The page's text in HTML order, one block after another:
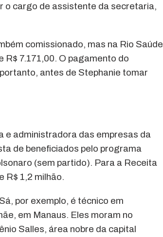
o cargo de assistente da secretaria,
comissionado, mas na Rio Saúde
R$ 7.171,00. O pagamento do
antes de Stephanie tomar
e administradora das empresas da
de beneficiados pelo programa
(sem partido). Para a Receita
R$ 1,2 milhão.
por exemplo, é técnico em
em Manaus. Eles moram no
Salles, área nobre da capital